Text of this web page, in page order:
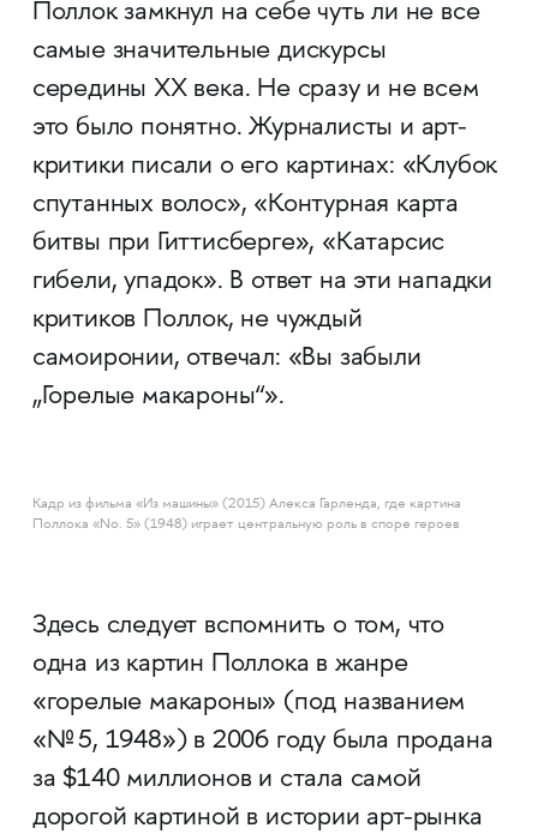
Поллок замкнул на себе чуть ли не все
самые значительные дискурсы
середины XX века. Не сразу и не всем
это было понятно. Журналисты и арт-
критики писали о его картинах: «Клубок
спутанных волос», «Контурная карта
битвы при Гиттисберге», «Катарсис
гибели, упадок». В ответ на эти нападки
критиков Поллок, не чуждый
самоиронии, отвечал: «Вы забыли
„Горелые макароны“».
Кадр из фильма «Из машины» (2015) Алекса Гарленда, где картина
Поллока «No. 5» (1948) играет центральную роль в споре героев
Здесь следует вспомнить о том, что
одна из картин Поллока в жанре
«горелые макароны» (под названием
«№ 5, 1948») в 2006 году была продана
за $140 миллионов и стала самой
дорогой картиной в истории арт-рынка